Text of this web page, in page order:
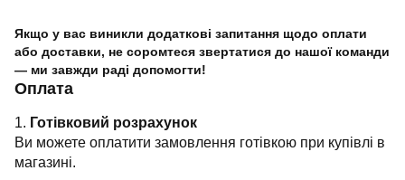
Якщо у вас виникли додаткові запитання щодо оплати
або доставки, не соромтеся звертатися до нашої команди
— ми завжди раді допомогти!
Оплата
1. Готівковий розрахунок
Ви можете оплатити замовлення готівкою при купівлі в
магазині.